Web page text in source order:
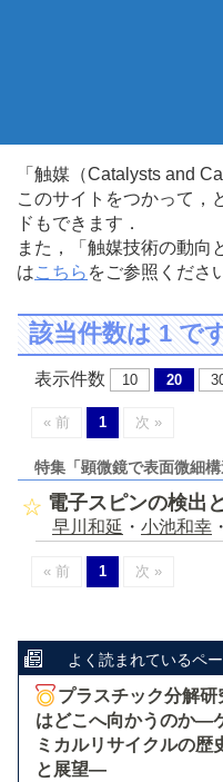
「触媒（Catalysts and
このサイトをつかって，
ドもできます．
また，「触媒技術の動向
はこちら をご参照くださ
該当件数は 1 で
表示件数 10 20
« 前 1 次 »
特集「顕微鏡で表面微細
電子スピンの検出
早川和延 ・ 小池和幸 ・
« 前 1 次 »
よく読まれているペ
プラスチック分解研
はどこへ向かうのか―
ミカルリサイクルの歴
と展望―